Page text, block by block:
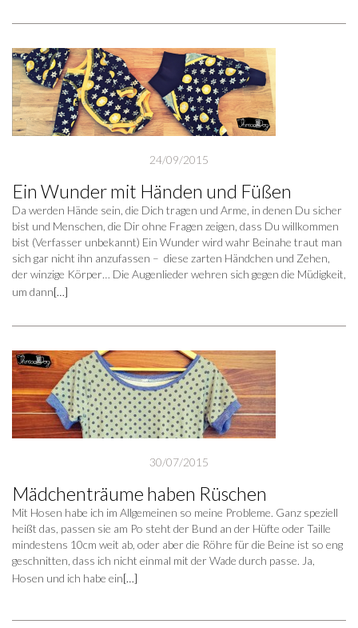
24/09/2015
Ein Wunder mit Händen und Füßen
Da werden Hände sein, die Dich tragen und Arme, in denen Du sicher
bist und Menschen, die Dir ohne Fragen zeigen, dass Du willkommen
bist (Verfasser unbekannt) Ein Wunder wird wahr Beinahe traut man
sich gar nicht ihn anzufassen – diese zarten Händchen und Zehen,
der winzige Körper… Die Augenlieder wehren sich gegen die Müdigkeit,
um dann[…]
30/07/2015
Mädchenträume haben Rüschen
Mit Hosen habe ich im Allgemeinen so meine Probleme. Ganz speziell
heißt das, passen sie am Po steht der Bund an der Hüfte oder Taille
mindestens 10cm weit ab, oder aber die Röhre für die Beine ist so eng
geschnitten, dass ich nicht einmal mit der Wade durch passe. Ja,
Hosen und ich habe ein[…]